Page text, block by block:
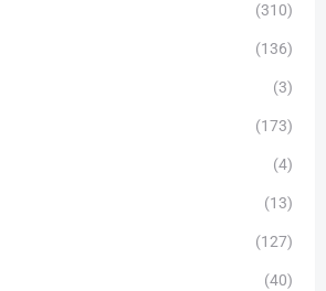
(310)
(136)
(3)
(173)
(4)
(13)
(127)
(40)